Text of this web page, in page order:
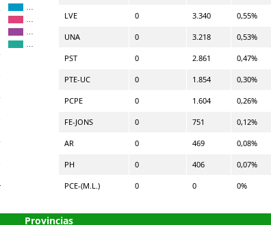
LVE 0 3.340 0,55%
UNA 0 3.218 0,53%
PST 0 2.861 0,47%
PTE-UC 0 1.854 0,30%
PCPE 0 1.604 0,26%
FE-JONS 0 751 0,12%
AR 0 469 0,08%
PH 0 406 0,07%
PCE-(M.L.) 0 0 0%
Provincias